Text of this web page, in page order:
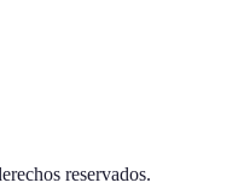
reservados.